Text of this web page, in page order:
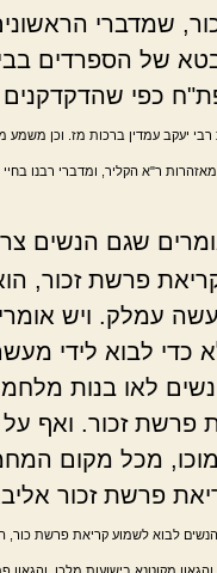
שמדברי
של הספרדים
כפי שהדקדקנים
יעקב עמדין ברכות מז. וכן
ר"א הקליר, ומדברי רבנו בחיי
שגם הנשים
פרשת זכור,
עמלק. ויש
כדי לבוא לידי
לאו בנות
פרשת זכור. ואף
מכל מקום
פרשת זכור
לבוא לשמוע קריאת פרשת כור,